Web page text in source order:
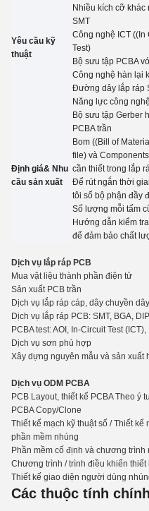
Yêu cầu kỹ
thuật
Nhiều kích cỡ khác
SMT
Công nghệ ICT ((In
Test)
Bộ sưu tập PCBA
Công nghệ hàn lại
Đường dây lắp ráp
Năng lực công
Định giá& Nhu
cầu sản xuất
Bộ sưu tập Gerber
PCBA trần
Bom ((Bill of
file) và
cần thiết trong lắp
Để rút ngắn thời
tôi số bộ phận đầy
Số lượng mỗi tấm
Hướng dẫn kiểm tra
để đảm bảo chất
Dịch vụ lắp ráp PCB
Mua vật liệu thành phần điện tử
Sản xuất PCB trần
Dịch vụ lắp ráp cáp, dây chuyền
Dịch vụ lắp ráp PCB: SMT, BGA, DIP
PCBA test: AOI, In-Circuit Test
Dịch vụ sơn phù hợp
Xây dựng nguyên mẫu và sản xuất
Dịch vụ ODM PCBA
PCB Layout, thiết kế PCBA Theo ý
PCBA Copy/Clone
Thiết kế mạch kỹ thuật số / Thiết
phần mềm nhúng
Phần mềm cố định và chương
Chương trình / trình điều khiển thiết
Thiết kế giao diện người dùng
Các thuộc tính chính